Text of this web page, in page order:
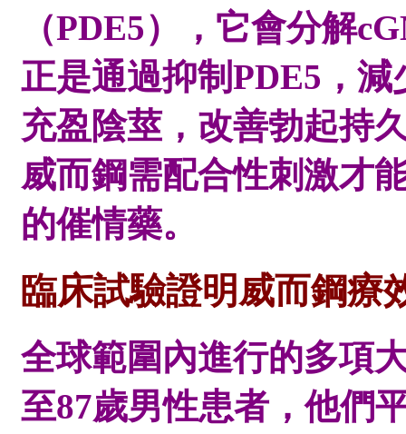
（PDE5），它會分解
正是通過抑制PDE5，
充盈陰莖，改善勃起持
威而鋼需配合性刺激才
的催情藥。
臨床試驗證明威而鋼療
全球範圍內進行的多項
至87歲男性患者，他們